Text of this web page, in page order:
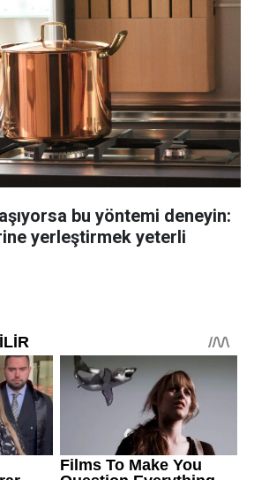
bu yöntemi deneyin:
yerleştirmek yeterli